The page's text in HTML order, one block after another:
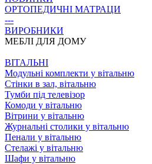
ОРТОПЕДИЧНІ МАТРАЦИ
---
ВИРОБНИКИ
МЕБЛІ ДЛЯ ДОМУ
ВIТАЛЬНI
Модульні комплекти у вітальню
Стінки в зал, вітальню
Тумби під телевізор
Комоди у вітальню
Вітрини у вітальню
Журнальні столики у вітальню
Пенали у вітальню
Стелажі у вітальню
Шафи у вітальню